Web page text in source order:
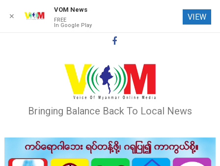
Bringing Balance Back To Local News
✕
VOM News
FREE
In Google Play
VIEW